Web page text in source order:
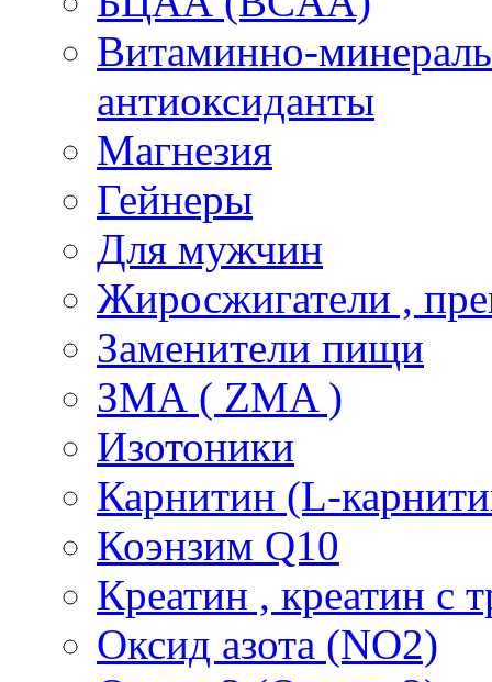
Витаминно-
антиоксиданты
Магнезия
Гейнеры
Для мужчин
Жиросжигатели ,
Заменители пищи
ЗМА ( ZMA )
Изотоники
Карнитин (L-
Коэнзим Q10
Креатин , креатин с
Оксид азота (NO2)